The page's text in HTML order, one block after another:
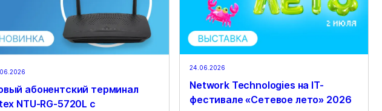
абонентский терминал
NTU-RG-5720L с
24.06.2026
Network Technologies на IT-
фестивале «Сетевое лето» 2026